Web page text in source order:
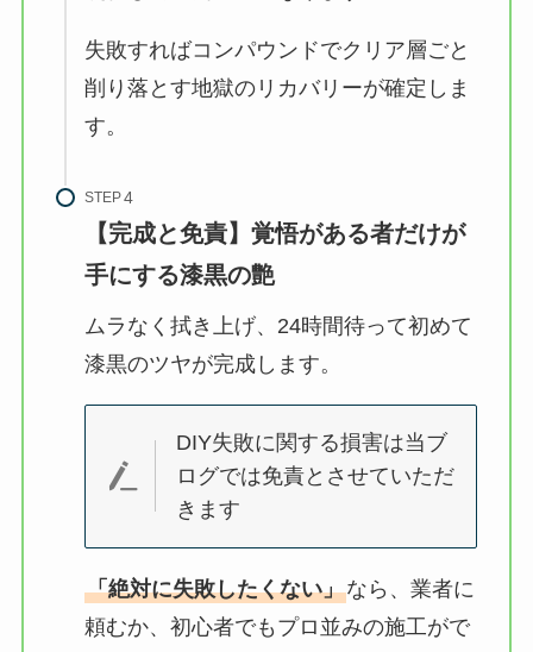
失敗すればコンパウンドでクリア層ごと
削り落とす地獄のリカバリーが確定しま
す。
STEP
【完成と免責】覚悟がある者だけが
手にする漆黒の艶
ムラなく拭き上げ、24時間待って初めて
漆黒のツヤが完成します。
DIY失敗に関する損害は当ブ
ログでは免責とさせていただ
きます
「絶対に失敗したくない」なら、業者に
頼むか、初心者でもプロ並みの施工がで